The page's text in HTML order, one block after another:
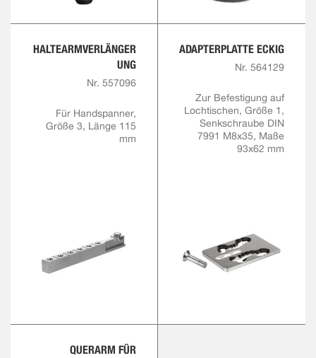
HALTEARMVERLÄNGER
UNG
Nr. 557096
Für Handspanner,
Größe 3, Länge 115
mm
ADAPTERPLATTE ECKIG
Nr. 564129
Zur Befestigung auf
Lochtischen, Größe 1,
Senkschraube DIN
7991 M8x35, Maße
93x62 mm
QUERARM FÜR